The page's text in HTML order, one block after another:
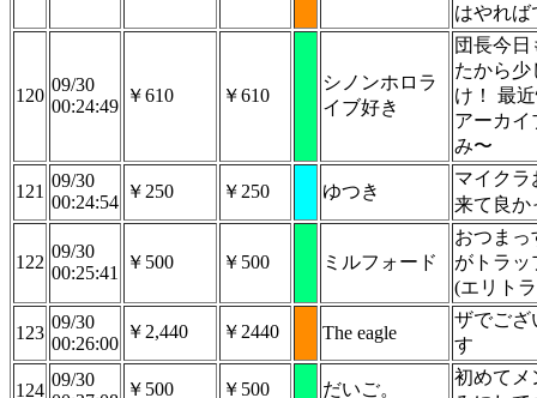
はやれ
120
09/30
00:24:49
￥610 ￥610
シノンホロラ
イブ好き
団長今
たから少
け！ 最
アーカイ
み〜
121
09/30
00:24:54
￥250 ￥250 ゆつき
マイクラ
来て良か
122
09/30
00:25:41
￥500 ￥500 ミルフォード
おつまっ
がトラッ
(エリト
123
09/30
00:26:00
￥2,440 ￥2440 The eagle
ザでご
す
124
09/30
￥500 ￥500 だいご。
初めてメ